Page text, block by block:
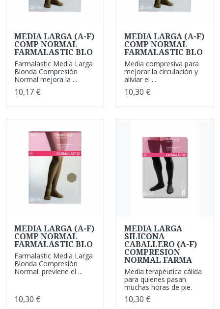
MEDIA LARGA (A-F)
COMP NORMAL
FARMALASTIC BLO
Farmalastic Media Larga
Blonda Compresión
Normal mejora la ...
10,17 €
MEDIA LARGA (A-F)
COMP NORMAL
FARMALASTIC BLO
Media compresiva para
mejorar la circulación y
aliviar el ...
10,30 €
MEDIA LARGA (A-F)
COMP NORMAL
FARMALASTIC BLO
Farmalastic Media Larga
Blonda Compresión
Normal: previene el ...
10,30 €
MEDIA LARGA
SILICONA
CABALLERO (A-F)
COMPRESION
NORMAL FARMA
Media terapéutica cálida
para quienes pasan
muchas horas de pie.
10,30 €